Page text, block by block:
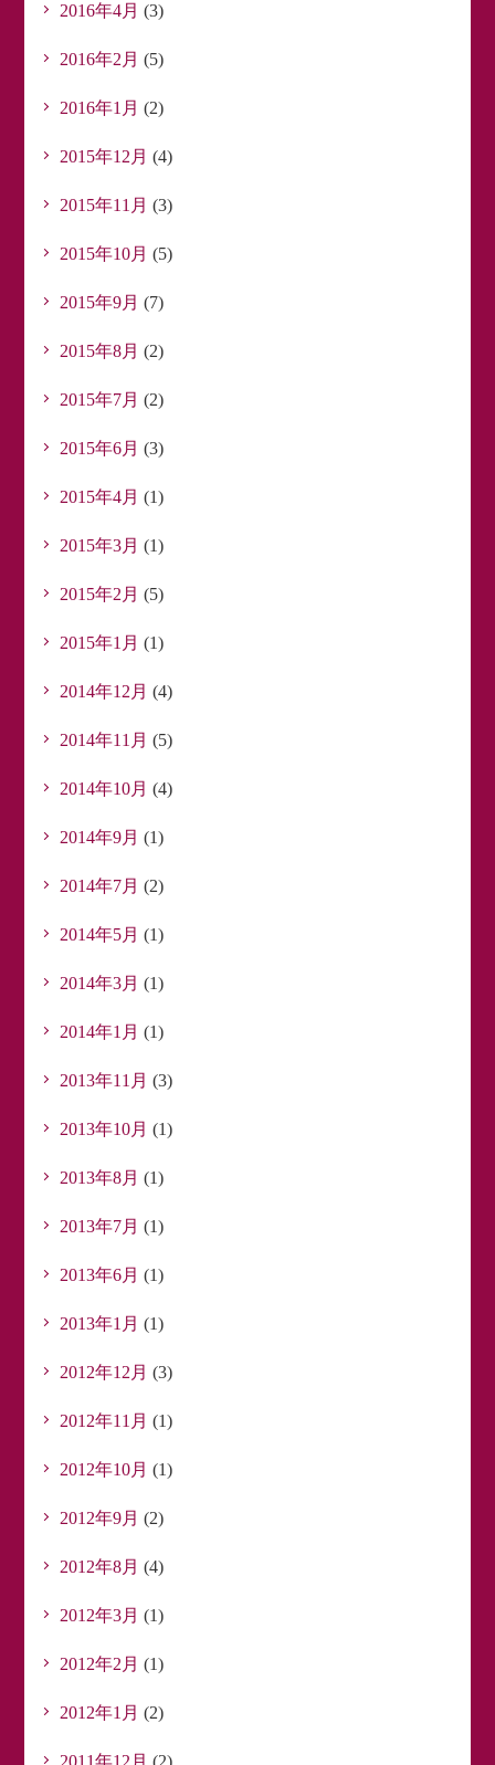
2016年4月 (3)
2016年2月 (5)
2016年1月 (2)
2015年12月 (4)
2015年11月 (3)
2015年10月 (5)
2015年9月 (7)
2015年8月 (2)
2015年7月 (2)
2015年6月 (3)
2015年4月 (1)
2015年3月 (1)
2015年2月 (5)
2015年1月 (1)
2014年12月 (4)
2014年11月 (5)
2014年10月 (4)
2014年9月 (1)
2014年7月 (2)
2014年5月 (1)
2014年3月 (1)
2014年1月 (1)
2013年11月 (3)
2013年10月 (1)
2013年8月 (1)
2013年7月 (1)
2013年6月 (1)
2013年1月 (1)
2012年12月 (3)
2012年11月 (1)
2012年10月 (1)
2012年9月 (2)
2012年8月 (4)
2012年3月 (1)
2012年2月 (1)
2012年1月 (2)
2011年12月 (2)